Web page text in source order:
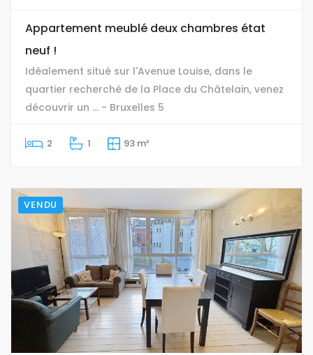
Appartement meublé deux chambres état
neuf !
Idéalement situé sur l'Avenue Louise, dans le
quartier recherché de la Place du Châtelain, venez
découvrir un ... - Bruxelles 5
2 1 93 m²
VENDU